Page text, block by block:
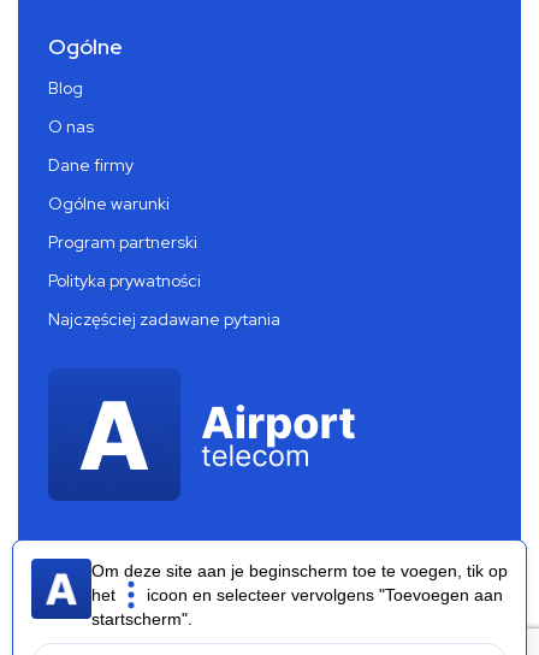
Ogólne
Blog
O nas
Dane firmy
Ogólne warunki
Program partnerski
Polityka prywatności
Najczęściej zadawane pytania
Airport Telecom 2026 ®
Om deze site aan je beginscherm toe te voegen, tik op
het
icoon en selecteer vervolgens "Toevoegen aan
startscherm".